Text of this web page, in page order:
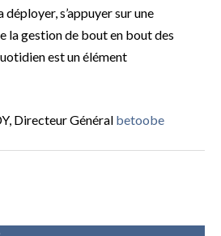
s’appuyer sur une
la gestion de bout en bout des
est un élément
Directeur Général betoobe